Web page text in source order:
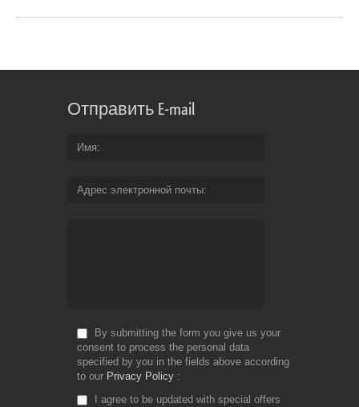
Отправить E-mail
Имя
Адрес электронной почты
By submitting the form you give us your
consent to process the personal data
specified by you in the fields above according
to our Privacy Policy
I agree to be updated with special offers